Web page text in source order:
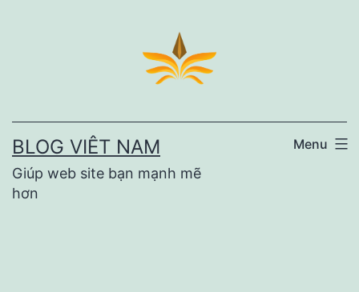
BLOG VIÊT NAM
Giúp web site bạn mạnh mẽ
hơn
Menu